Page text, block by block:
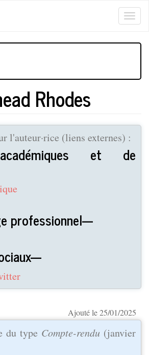
Rhodes
l'auteur·rice (liens externes) :
et de
professionnel---
Ajouté le 25/01/2025
du type Compte-rendu (janvier